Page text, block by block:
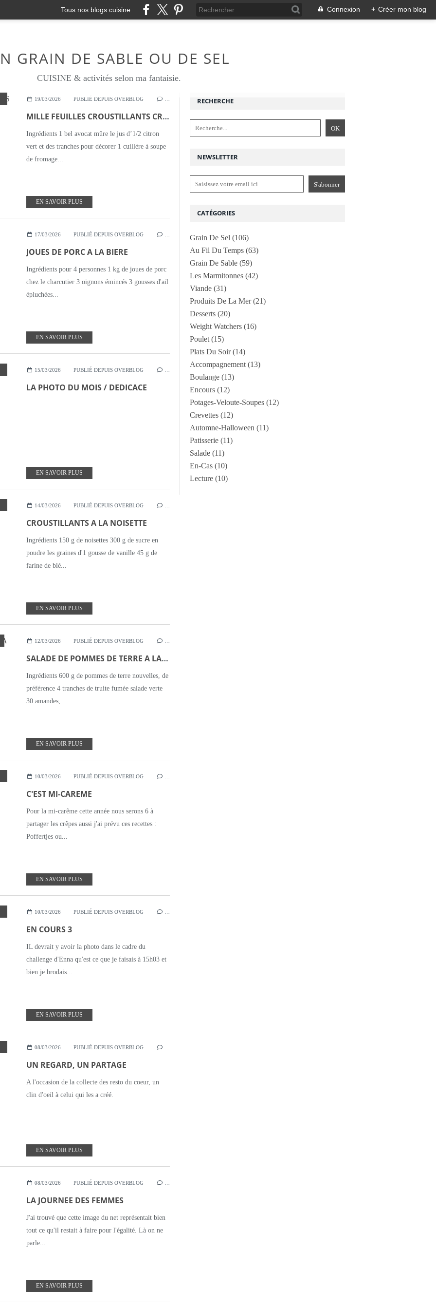
Tous nos blogs cuisine Connexion + Créer mon blog
GRAIN DE SABLE OU DE SEL
CUISINE & activités selon ma fantaisie.
FESTIVITÉS19/03/2026 PUBLIÉ DEPUIS OVERBLOG
MILLE FEUILLES CROUSTILLANTS CRABE-AVOCAT
Ingrédients 1 bel avocat mûre le jus d’1/2 citron
vert et des tranches pour décorer 1 cuillère à soupe
de fromage...
EN SAVOIR PLUS
17/03/2026 PUBLIÉ DEPUIS OVERBLOG
JOUES DE PORC A LA BIERE
Ingrédients pour 4 personnes 1 kg de joues de porc
chez le charcutier 3 oignons émincés 3 gousses d'ail
épluchées...
EN SAVOIR PLUS
LA PHOTO DU MOIS
15/03/2026 PUBLIÉ DEPUIS OVERBLOG
LA PHOTO DU MOIS / DEDICACE
EN SAVOIR PLUS
14/03/2026 PUBLIÉ DEPUIS OVERBLOG
CROUSTILLANTS A LA NOISETTE
Ingrédients 150 g de noisettes 300 g de sucre en
poudre les graines d'1 gousse de vanille 45 g de
farine de blé...
EN SAVOIR PLUS
12/03/2026 PUBLIÉ DEPUIS OVERBLOG
SALADE DE POMMES DE TERRE A LA TRUITE FUMEE
Ingrédients 600 g de pommes de terre nouvelles, de
préférence 4 tranches de truite fumée salade verte
30 amandes,...
EN SAVOIR PLUS
GRAIN DE SEL10/03/2026 PUBLIÉ DEPUIS OVERBLOG
C'EST MI-CAREME
Pour la mi-carême cette année nous serons 6 à
partager les crêpes aussi j'ai prévu ces recettes :
Poffertjes ou...
EN SAVOIR PLUS
10/03/2026 PUBLIÉ DEPUIS OVERBLOG
EN COURS 3
IL devrait y avoir la photo dans le cadre du
challenge d'Enna qu'est ce que je faisais à 15h03 et
bien je brodais...
EN SAVOIR PLUS
08/03/2026 PUBLIÉ DEPUIS OVERBLOG
UN REGARD, UN PARTAGE
A l'occasion de la collecte des resto du coeur, un
clin d'oeil à celui qui les a créé.
EN SAVOIR PLUS
08/03/2026 PUBLIÉ DEPUIS OVERBLOG
LA JOURNEE DES FEMMES
J'ai trouvé que cette image du net représentait bien
tout ce qu'il restait à faire pour l'égalité. Là on ne
parle...
EN SAVOIR PLUS
NEWSLETTER
RECHERCHE
CATÉGORIES
Grain De Sel (106)
Au Fil Du Temps (63)
Grain De Sable (59)
Les Marmitonnes (42)
Viande (31)
Produits De La Mer(21)
Desserts (20)
Weight Watchers (16)
Poulet (15)
Plats Du Soir(14)
Accompagnement (13)
Boulange (13)
Encours (12)
Potages-Veloute-Soupes (12)
Crevettes (12)
Automne-Halloween (11)
Patisserie (11)
Salade (11)
En-Cas (10)
Lecture (10)